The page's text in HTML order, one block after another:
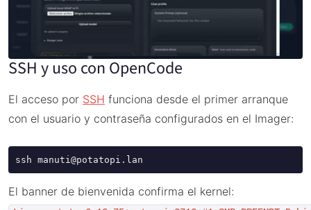
SSH y uso con OpenCode
El acceso por SSH funciona desde el primer arranque
con el usuario y contraseña configurados en el Imager:
ssh manuti@potatopi.lan
El banner de bienvenida confirma el kernel: